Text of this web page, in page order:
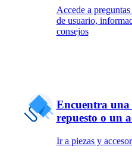
Accede a
de usuario,
consejos
Encuentra una
repuesto o un
Ir a piezas y